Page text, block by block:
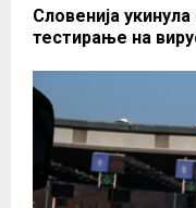
Словенија
тестирање на